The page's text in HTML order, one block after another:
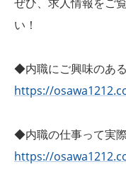
い！
◆内職にご興味のあ
https://
◆内職の仕事って実
https://